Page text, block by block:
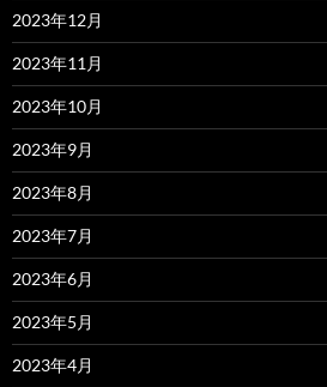
2023年12月
2023年11月
2023年10月
2023年9月
2023年8月
2023年7月
2023年6月
2023年5月
2023年4月